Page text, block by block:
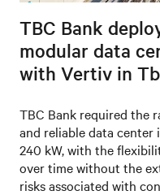
TBC Bank
modular data
with Vertiv in
TBC Bank required the
and reliable data
240 kW, with the
over time without the
risks associated with